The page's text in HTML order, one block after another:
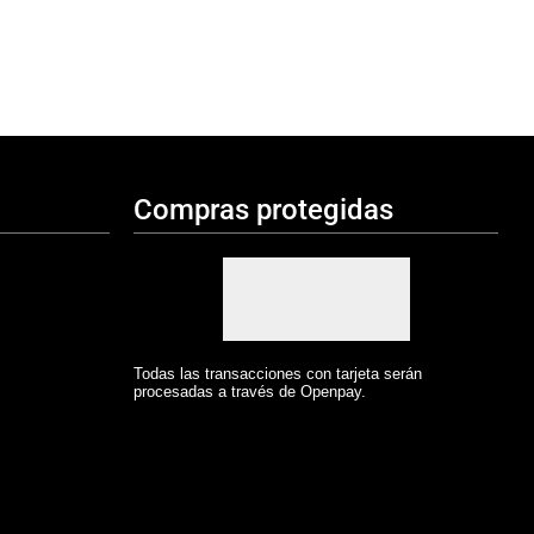
Compras protegidas
Todas las transacciones con tarjeta serán
procesadas a través de Openpay.